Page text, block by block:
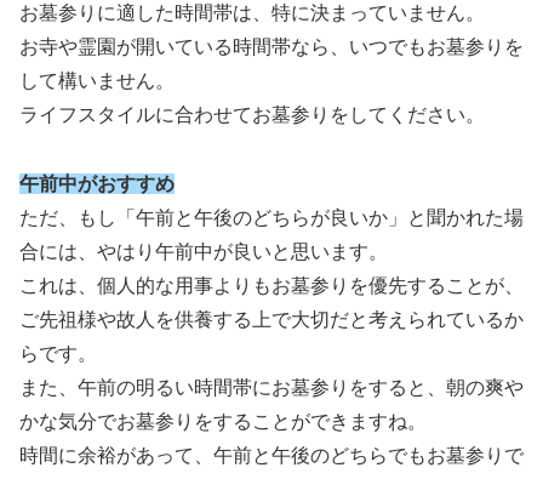
お墓参りに適した時間帯は、特に決まっていません。
お寺や霊園が開いている時間帯なら、いつでもお墓参りを
して構いません。
ライフスタイルに合わせてお墓参りをしてください。
午前中がおすすめ
ただ、もし「午前と午後のどちらが良いか」と聞かれた場
合には、やはり午前中が良いと思います。
これは、個人的な用事よりもお墓参りを優先することが、
ご先祖様や故人を供養する上で大切だと考えられているか
らです。
また、午前の明るい時間帯にお墓参りをすると、朝の爽や
かな気分でお墓参りをすることができますね。
時間に余裕があって、午前と午後のどちらでもお墓参りで